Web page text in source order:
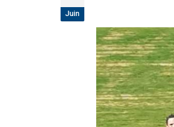
Juin
Les adversaires
vieilles
6 juillet 2026
Groupe senior:
préparation pour
18 juin 2026